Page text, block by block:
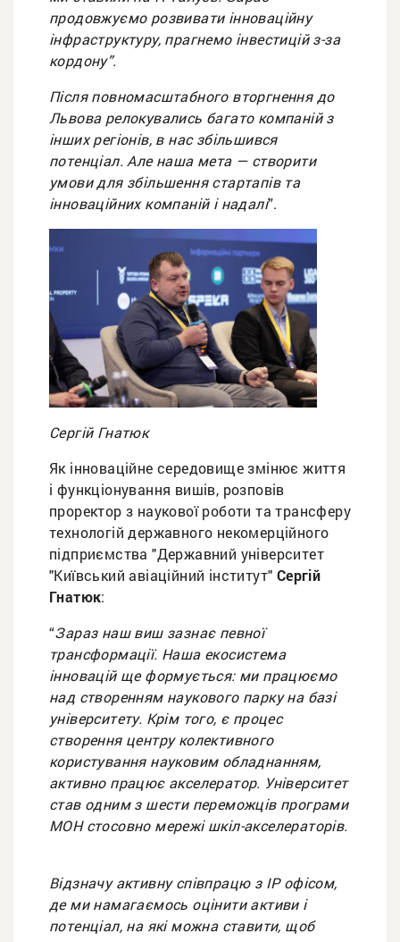
продовжуємо розвивати інноваційну
інфраструктуру, прагнемо інвестицій з-за
кордону”.
Після повномасштабного вторгнення до
Львова релокувались багато компаній з
інших регіонів, в нас збільшився
потенціал. Але наша мета — створити
умови для збільшення стартапів та
інноваційних компаній і надалі”.
Сергій Гнатюк
Як інноваційне середовище змінює життя
і функціонування вишів, розповів
проректор з наукової роботи та трансферу
технологій державного некомерційного
підприємства "Державний університет
"Київський авіаційний інститут" Сергій
Гнатюк:
“Зараз наш виш зазнає певної
трансформації. Наша екосистема
інновацій ще формується: ми працюємо
над створенням наукового парку на базі
університету. Крім того, є процес
створення центру колективного
користування науковим обладнанням,
активно працює акселератор. Університет
став одним з шести переможців програми
МОН стосовно мережі шкіл-акселераторів.
Відзначу активну співпрацю з ІР офісом,
де ми намагаємось оцінити активи і
потенціал, на які можна ставити, щоб